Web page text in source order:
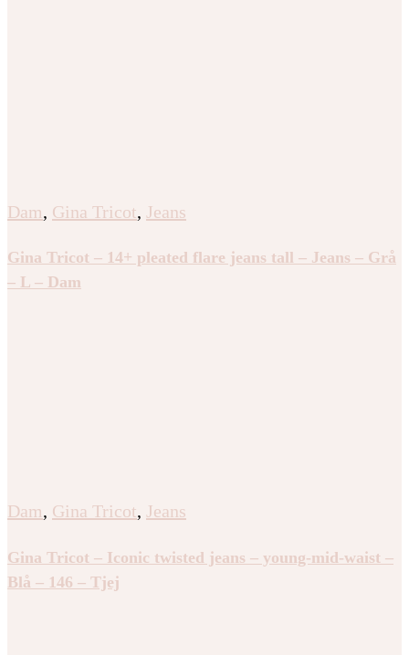
Dam, Gina Tricot, Jeans
Gina Tricot – 14+ pleated flare jeans tall – Jeans – Grå
– L – Dam
Dam, Gina Tricot, Jeans
Gina Tricot – Iconic twisted jeans – young-mid-waist –
Blå – 146 – Tjej